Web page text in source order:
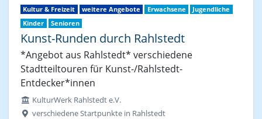
Kultur & Freizeit weitere Angebote Erwachsene
Jugendliche
Kinder
Senioren
Kunst-Runden durch Rahlstedt
*Angebot aus Rahlstedt* verschiedene
Stadtteiltouren für Kunst-/Rahlstedt-
Entdecker*innen
KulturWerk Rahlstedt e.V.
verschiedene Startpunkte in Rahlstedt